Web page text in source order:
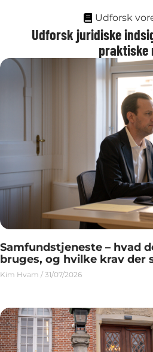
Udforsk
Udforsk juridiske
praktiske
Samfundstjeneste – hvad
bruges, og hvilke krav der
Kim Hvam 31/07/2026